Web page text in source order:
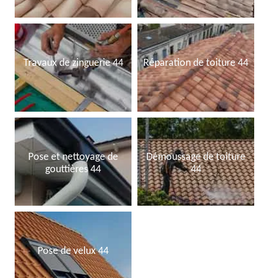
Travaux de zinguerie 44 Réparation de toiture 44
Pose et nettoyage de
gouttières 44
Démoussage de toiture
44
Pose de velux 44